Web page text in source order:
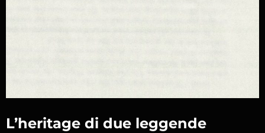
L’heritage di due leggende